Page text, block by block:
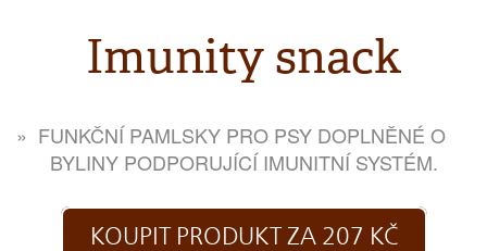
Imunity snack
FUNKČNÍ PAMLSKY PRO PSY DOPLNĚNÉ O
BYLINY PODPORUJÍCÍ IMUNITNÍ SYSTÉM.
KOUPIT PRODUKT ZA 207 KČ